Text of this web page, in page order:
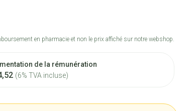
en pharmacie et non le prix affiché sur notre webshop.
de la rémunération
(6% TVA incluse)